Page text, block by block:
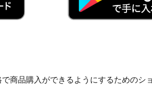
商品購入ができるようにするためのシ